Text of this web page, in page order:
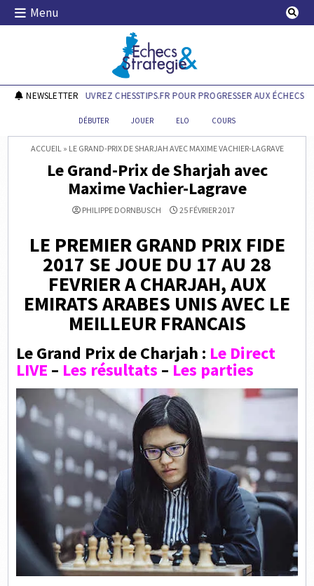
Skip
Menu
Echecs & Stratégie
NEWSLETTERDÉCOUVREZ CHESSTIPS.FR POUR PROGRESSER AUX ÉCHECS !
DÉBUTER JOUER ELO COURS
ACCUEIL» LE GRAND-PRIX DE SHARJAH AVEC MAXIME VACHIER-LAGRAVE
Le Grand-Prix de Sharjah avec
Maxime Vachier-Lagrave
PHILIPPE DORNBUSCH 25 FÉVRIER 2017
LE PREMIER GRAND PRIX FIDE
2017 SE JOUE DU 17 AU 28
FEVRIER A CHARJAH, AUX
EMIRATS ARABES UNIS AVEC LE
MEILLEUR FRANCAIS
Le Grand Prix de Charjah : Le Direct
LIVE – Les résultats – Les parties